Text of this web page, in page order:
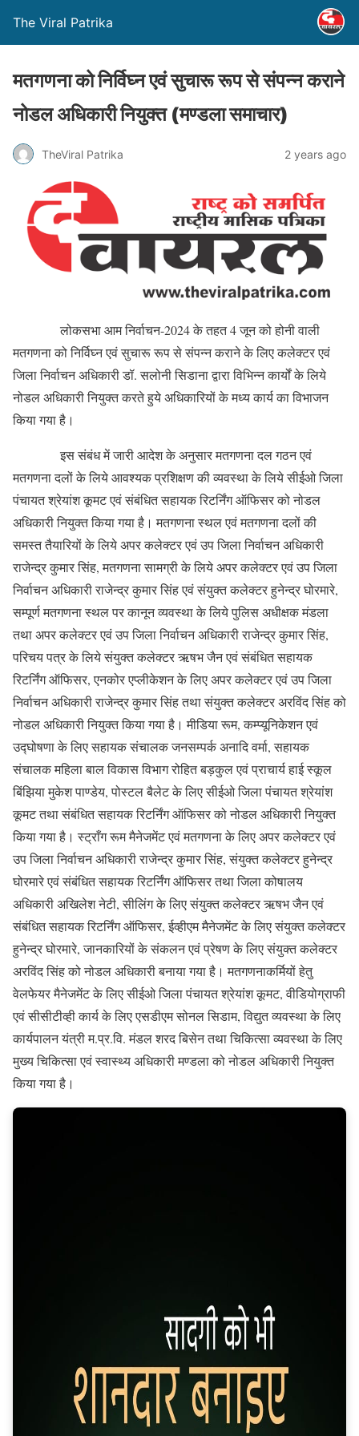
The Viral Patrika
मतगणना को निर्विघ्न एवं सुचारू रूप से संपन्न कराने
नोडल अधिकारी नियुक्त (मण्‍डला समाचार)
TheViral Patrika 2 years ago
लोकसभा आम निर्वाचन-2024 के तहत 4 जून को होनी वाली
मतगणना को निर्विघ्न एवं सुचारू रूप से संपन्न कराने के लिए कलेक्टर एवं
जिला निर्वाचन अधिकारी डॉ. सलोनी सिडाना द्वारा विभिन्न कार्यों के लिये
नोडल अधिकारी नियुक्त करते हुये अधिकारियों के मध्य कार्य का विभाजन
किया गया है।
इस संबंध में जारी आदेश के अनुसार मतगणना दल गठन एवं
मतगणना दलों के लिये आवश्यक प्रशिक्षण की व्यवस्था के लिये सीईओ जिला
पंचायत श्रेयांश कूमट एवं संबंधित सहायक रिटर्निंग ऑफिसर को नोडल
अधिकारी नियुक्त किया गया है। मतगणना स्थल एवं मतगणना दलों की
समस्त तैयारियों के लिये अपर कलेक्टर एवं उप जिला निर्वाचन अधिकारी
राजेन्द्र कुमार सिंह, मतगणना सामग्री के लिये अपर कलेक्टर एवं उप जिला
निर्वाचन अधिकारी राजेन्द्र कुमार सिंह एवं संयुक्त कलेक्टर हुनेन्द्र घोरमारे,
सम्पूर्ण मतगणना स्थल पर कानून व्यवस्था के लिये पुलिस अधीक्षक मंडला
तथा अपर कलेक्टर एवं उप जिला निर्वाचन अधिकारी राजेन्द्र कुमार सिंह,
परिचय पत्र के लिये संयुक्त कलेक्टर ऋषभ जैन एवं संबंधित सहायक
रिटर्निंग ऑफिसर, एनकोर एप्लीकेशन के लिए अपर कलेक्टर एवं उप जिला
निर्वाचन अधिकारी राजेन्द्र कुमार सिंह तथा संयुक्त कलेक्टर अरविंद सिंह को
नोडल अधिकारी नियुक्त किया गया है। मीडिया रूम, कम्प्यूनिकेशन एवं
उद्घोषणा के लिए सहायक संचालक जनसम्पर्क अनादि वर्मा, सहायक
संचालक महिला बाल विकास विभाग रोहित बड़कुल एवं प्राचार्य हाई स्कूल
बिंझिया मुकेश पाण्डेय, पोस्टल बैलेट के लिए सीईओ जिला पंचायत श्रेयांश
कूमट तथा संबंधित सहायक रिटर्निंग ऑफिसर को नोडल अधिकारी नियुक्त
किया गया है। स्ट्राँग रूम मैनेजमेंट एवं मतगणना के लिए अपर कलेक्टर एवं
उप जिला निर्वाचन अधिकारी राजेन्द्र कुमार सिंह, संयुक्त कलेक्टर हुनेन्द्र
घोरमारे एवं संबंधित सहायक रिटर्निंग ऑफिसर तथा जिला कोषालय
अधिकारी अखिलेश नेटी, सीलिंग के लिए संयुक्त कलेक्टर ऋषभ जैन एवं
संबंधित सहायक रिटर्निंग ऑफिसर, ईव्हीएम मैनेजमेंट के लिए संयुक्त कलेक्टर
हुनेन्द्र घोरमारे, जानकारियों के संकलन एवं प्रेषण के लिए संयुक्त कलेक्टर
अरविंद सिंह को नोडल अधिकारी बनाया गया है। मतगणनाकर्मियों हेतु
वेलफेयर मैनेजमेंट के लिए सीईओ जिला पंचायत श्रेयांश कूमट, वीडियोग्राफी
एवं सीसीटीव्ही कार्य के लिए एसडीएम सोनल सिडाम, विद्युत व्यवस्था के लिए
कार्यपालन यंत्री म.प्र.वि. मंडल शरद बिसेन तथा चिकित्सा व्यवस्था के लिए
मुख्य चिकित्सा एवं स्वास्थ्य अधिकारी मण्डला को नोडल अधिकारी नियुक्त
किया गया है।